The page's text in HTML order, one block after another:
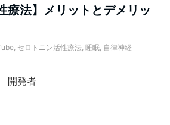
療法】メリットとデメリッ
, セロトニン活性療法, 睡眠, 自律神経
開発者